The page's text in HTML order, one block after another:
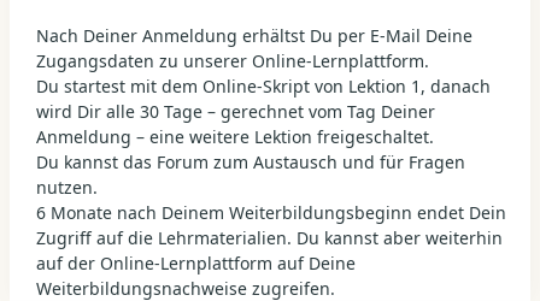
Nach Deiner Anmeldung erhältst Du per E-Mail Deine
Zugangsdaten zu unserer Online-Lernplattform.
Du startest mit dem Online-Skript von Lektion 1, danach
wird Dir alle 30 Tage – gerechnet vom Tag Deiner
Anmeldung – eine weitere Lektion freigeschaltet.
Du kannst das Forum zum Austausch und für Fragen
nutzen.
6 Monate nach Deinem Weiterbildungsbeginn endet Dein
Zugriff auf die Lehrmaterialien. Du kannst aber weiterhin
auf der Online-Lernplattform auf Deine
Weiterbildungsnachweise zugreifen.